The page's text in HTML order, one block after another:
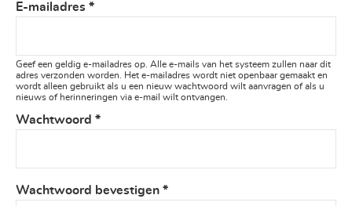
E-mailadres *
Geef een geldig e-mailadres op. Alle e-mails van het systeem zullen naar dit
adres verzonden worden. Het e-mailadres wordt niet openbaar gemaakt en
wordt alleen gebruikt als u een nieuw wachtwoord wilt aanvragen of als u
nieuws of herinneringen via e-mail wilt ontvangen.
Wachtwoord *
Wachtwoord bevestigen *